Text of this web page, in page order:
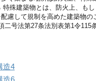
特殊建築物とは、防火上、も
慮して規制を高めた建築物の
二号法第27条法別表第1令115
造4
造6